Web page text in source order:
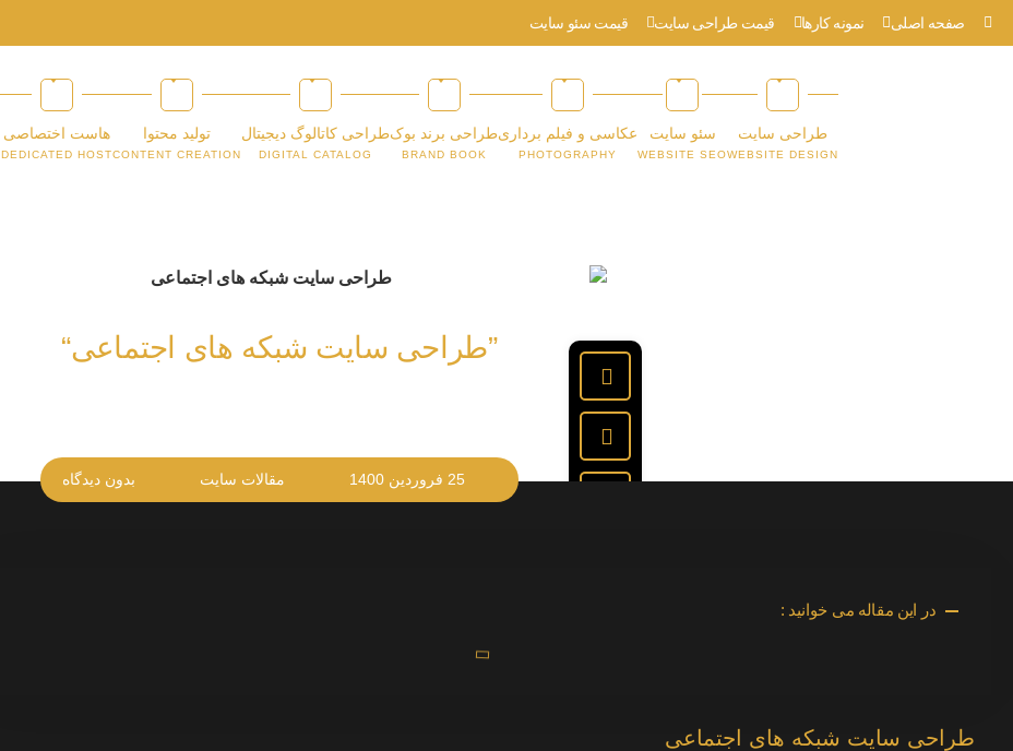
صفحه اصلی نمونه کارها قیمت طراحی سایت قیمت سئو سایت
طراحی سایت
WEBSITE DESIGN
سئو سایت
WEBSITE SEO
عکاسی و فیلم برداری
PHOTOGRAPHY
طراحی برند بوک
BRAND BOOK
طراحی کاتالوگ دیجیتال
DIGITAL CATALOG
تولید محتوا
CONTENT CREATION
هاست اختصاصی
DEDICATED HOST
”طراحی سایت شبکه های اجتماعی“
25 فروردین 1400 مقالات سایت بدون دیدگاه
در این مقاله می خوانید :
طراحی سایت شبکه های اجتماعی